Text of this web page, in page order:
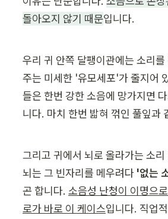
돌아오지 않기 때문입니다.
우리 귀 안쪽 달팽이관에는 소리
주는 미세한 '유모세포'가 줄지어
들은 한번 강한 소음에 망가지면
니다. 마치 한번 밟혀 꺾인 풀잎과
그리고 귀에서 뇌로 올라가는 소
뇌는 그 빈자리를 메우려다 '없는
곤 합니다. 소음성 난청이 이명으
로가 바로 이 케이스입니다. 직업